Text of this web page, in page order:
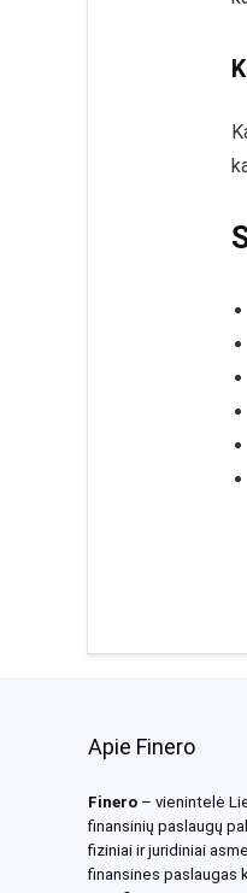
Apie Finero
Finero– vienintelė
finansinių paslaugų
fiziniai ir juridiniai
finansines paslaugas